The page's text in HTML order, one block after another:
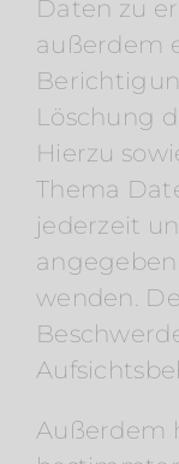
Daten zu
außerdem
Löschung
Hierzu
Thema
jederzeit
wenden.
Außerdem